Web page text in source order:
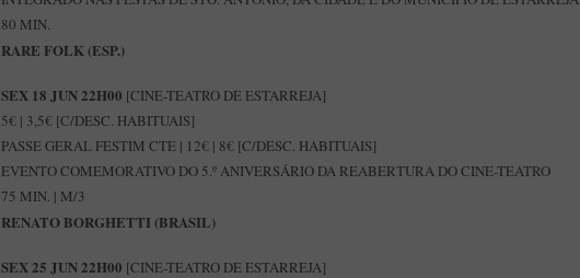
80 MIN.
RARE FOLK (ESP.)
SEX 18 JUN 22H00 [CINE-TEATRO DE ESTARREJA]
5€ | 3,5€ [C/DESC. HABITUAIS]
PASSE GERAL FESTIM CTE | 12€ | 8€ [C/DESC. HABITUAIS]
EVENTO COMEMORATIVO DO 5.º ANIVERSÁRIO DA REABERTURA DO CINE-TEATRO
75 MIN. | M/3
RENATO BORGHETTI (BRASIL)
SEX 25 JUN 22H00 [CINE-TEATRO DE ESTARREJA]